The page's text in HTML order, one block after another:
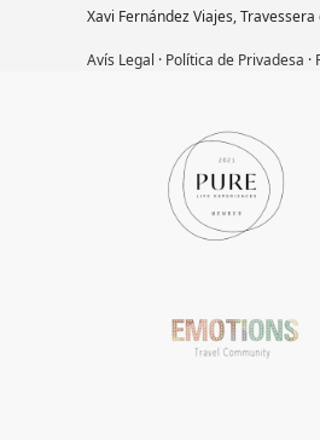
Xavi Fernández Viajes,
Avís Legal · Política de Privadesa ·